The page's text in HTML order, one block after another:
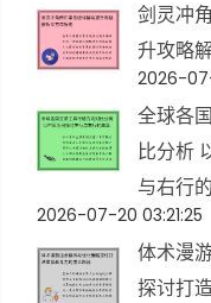
剑灵冲
升攻略
2026-
全球各
比分析
与右行
2026-07-20 03:21:25
体术漫
探讨打